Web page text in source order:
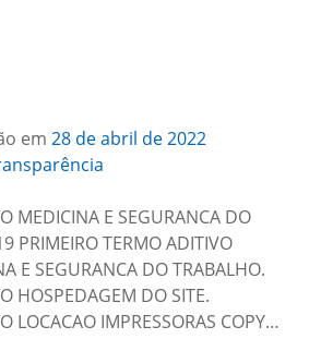
em 28 de abril de 2022
MEDICINA E SEGURANCA DO
PRIMEIRO TERMO ADITIVO
E SEGURANCA DO TRABALHO.
HOSPEDAGEM DO SITE.
LOCACAO IMPRESSORAS COPY…